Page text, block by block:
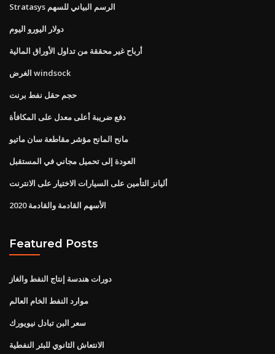
Stratasys الرسم البياني للسهم
دولار اليورو اليوم
أرباح غير محققة من تداول الأوراق المالية
الغرض windsock
حجم حقل نفط برنت
دفع ضريبة أعلى معدل على المكافأة
مانح المانح مؤشر مقاطعة سان ماتيو
العودة إلى تحميل مجاني في المستقبل
أليانز التأمين على السيارات الاختيار على الانترنت
الأسهم القادمة والقادمة 2020
Featured Posts
دورات هندسة إنتاج النفط والغاز
موارد النفط الخام العالم
سعر البن تبادل نيويورك
الانتعاش الثانوي للبئر النفطية